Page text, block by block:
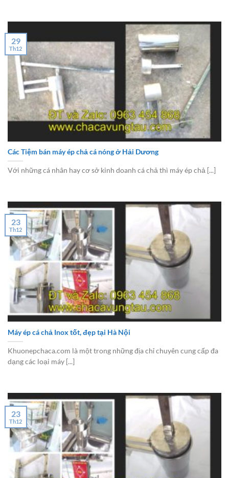
Các Tiệm bán máy ép chả cá nóng ở Hải Dương
Với những cá nhân hay cơ sở kinh doanh cá chả thì máy ép chả [...]
29
Th12
Máy ép cá chả Inox tốt, đẹp tại Hà Nội
Khuonepchaca.com là một trong những địa chỉ chuyên cung cấp đa
dạng các loại máy [...]
23
Th12
23
Th12